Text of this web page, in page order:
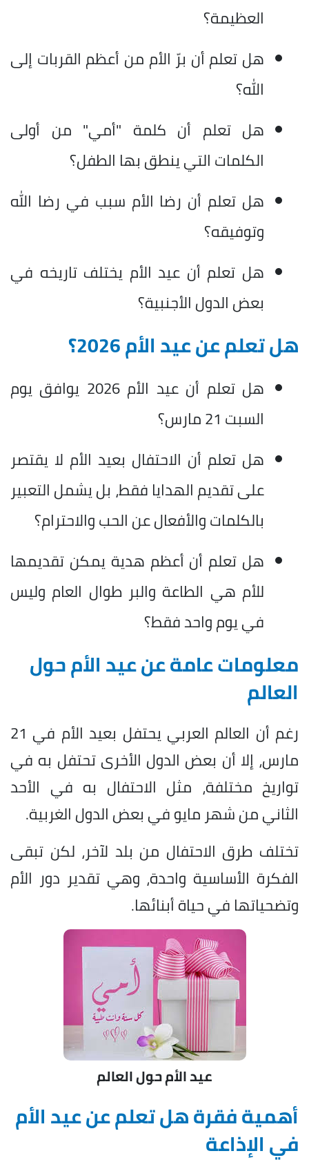
العظيمة؟
هل تعلم أن برّ الأم من أعظم القربات إلى
الله؟
هل تعلم أن كلمة "أمي" من أولى
الكلمات التي ينطق بها الطفل؟
هل تعلم أن رضا الأم سبب في رضا الله
وتوفيقه؟
هل تعلم أن عيد الأم يختلف تاريخه في
بعض الدول الأجنبية؟
هل تعلم عن عيد الأم 2026؟
هل تعلم أن عيد الأم 2026 يوافق يوم
السبت 21 مارس؟
هل تعلم أن الاحتفال بعيد الأم لا يقتصر
على تقديم الهدايا فقط، بل يشمل التعبير
بالكلمات والأفعال عن الحب والاحترام؟
هل تعلم أن أعظم هدية يمكن تقديمها
للأم هي الطاعة والبر طوال العام وليس
في يوم واحد فقط؟
معلومات عامة عن عيد الأم حول
العالم
رغم أن العالم العربي يحتفل بعيد الأم في 21
مارس، إلا أن بعض الدول الأخرى تحتفل به في
تواريخ مختلفة، مثل الاحتفال به في الأحد
الثاني من شهر مايو في بعض الدول الغربية.
تختلف طرق الاحتفال من بلد لآخر، لكن تبقى
الفكرة الأساسية واحدة، وهي تقدير دور الأم
وتضحياتها في حياة أبنائها.
عيد الأم حول العالم
أهمية فقرة هل تعلم عن عيد الأم
في الإذاعة